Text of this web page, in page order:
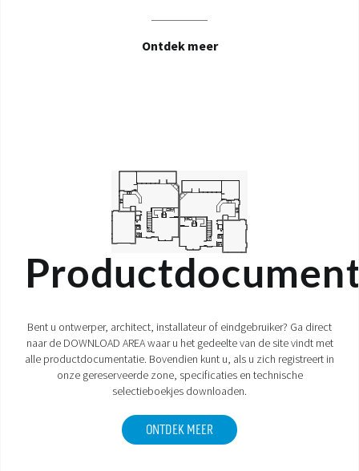
Ontdek meer
Bent u ontwerper, architect, installateur of eindgebruiker? Ga direct
naar de DOWNLOAD AREA waar u het gedeelte van de site vindt met
alle productdocumentatie. Bovendien kunt u, als u zich registreert in
onze gereserveerde zone, specificaties en technische
selectieboekjes downloaden.
ONTDEK MEER